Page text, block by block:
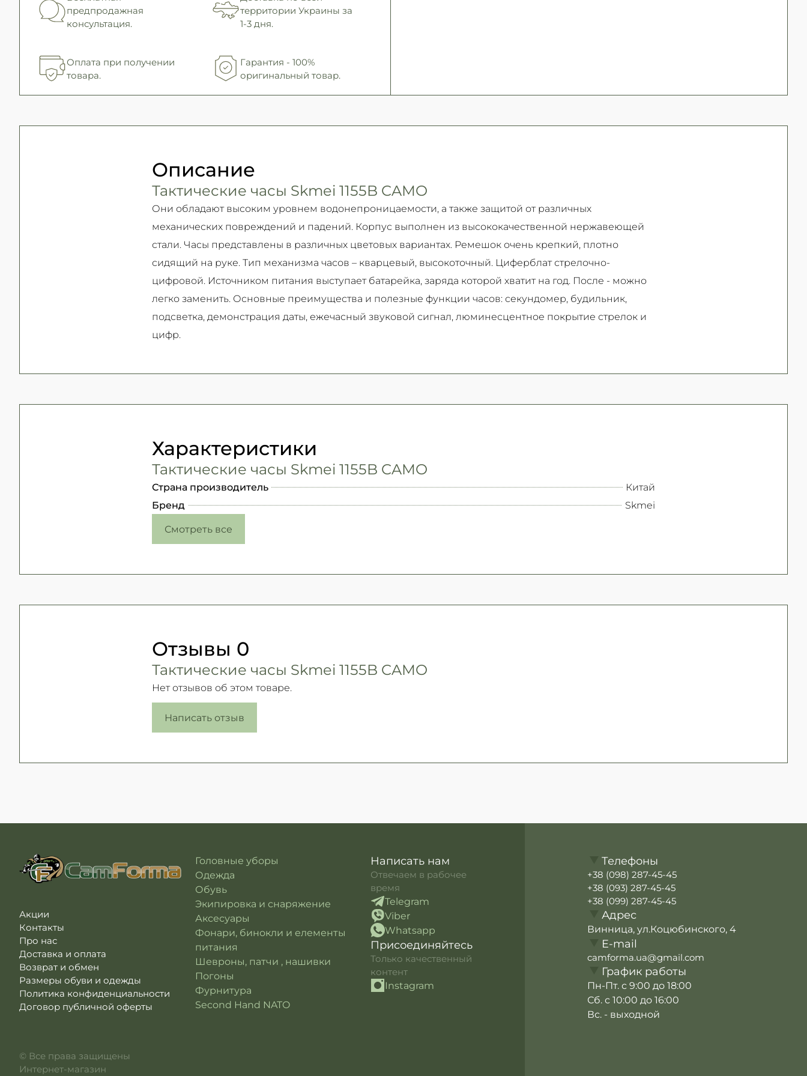
предпродажная
консультация.
территории Украины за
1-3 дня.
Оплата при получении
товара.
Гарантия - 100%
оригинальный товар.
Описание
Тактические часы Skmei 1155B CAMO
Они обладают высоким уровнем водонепроницаемости, а также защитой от различных
механических повреждений и падений. Корпус выполнен из высококачественной нержавеющей
стали. Часы представлены в различных цветовых вариантах. Ремешок очень крепкий, плотно
сидящий на руке. Тип механизма часов – кварцевый, высокоточный. Циферблат стрелочно-
цифровой. Источником питания выступает батарейка, заряда которой хватит на год. После - можно
легко заменить. Основные преимущества и полезные функции часов: секундомер, будильник,
подсветка, демонстрация даты, ежечасный звуковой сигнал, люминесцентное покрытие стрелок и
цифр.
Характеристики
Тактические часы Skmei 1155B CAMO
Страна производитель
Китай
Бренд
Skmei
Смотреть все
Отзывы 0
Тактические часы Skmei 1155B CAMO
Нет отзывов об этом товаре.
Написать отзыв
Акции
Контакты
Про нас
Доставка и оплата
Возврат и обмен
Размеры обуви и одежды
Политика конфиденциальности
Договор публичной оферты
© Все права защищены
Интернет-магазин
Головные уборы
Одежда
Обувь
Экипировка и снаряжение
Аксесуары
Фонари, бинокли и елементы
питания
Шевроны, патчи , нашивки
Погоны
Фурнитура
Second Hand NATO
Написать нам
Отвечаем в рабочее
время
Telegram
Viber
Whatsapp
Присоединяйтесь
Только качественный
контент
Instagram
Телефоны
+38 (098) 287-45-45
+38 (093) 287-45-45
+38 (099) 287-45-45
Адрес
Винница, ул.Коцюбинского, 4
E-mail
camforma.ua@gmail.com
График работы
Пн-Пт. с 9:00 до 18:00
Сб. с 10:00 до 16:00
Вс. - выходной